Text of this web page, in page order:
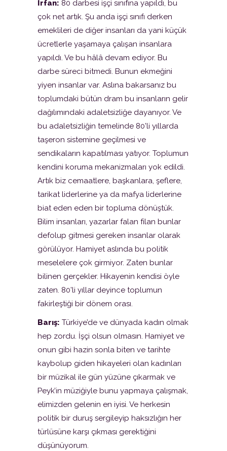
İrfan: 80 darbesi işçi sınıfına yapıldı, bu
çok net artık. Şu anda işçi sınıfı derken
emeklileri de diğer insanları da yani küçük
ücretlerle yaşamaya çalışan insanlara
yapıldı. Ve bu hâlâ devam ediyor. Bu
darbe süreci bitmedi. Bunun ekmeğini
yiyen insanlar var. Aslına bakarsanız bu
toplumdaki bütün dram bu insanların gelir
dağılımındaki adaletsizliğe dayanıyor. Ve
bu adaletsizliğin temelinde 80’li yıllarda
taşeron sistemine geçilmesi ve
sendikaların kapatılması yatıyor. Toplumun
kendini koruma mekanizmaları yok edildi.
Artık biz cemaatlere, başkanlara, şeflere,
tarikat liderlerine ya da mafya liderlerine
biat eden eden bir topluma dönüştük.
Bilim insanları, yazarlar falan filan bunlar
defolup gitmesi gereken insanlar olarak
görülüyor. Hamiyet aslında bu politik
meselelere çok girmiyor. Zaten bunlar
bilinen gerçekler. Hikayenin kendisi öyle
zaten. 80’li yıllar deyince toplumun
fakirleştiği bir dönem orası.
Barış: Türkiye’de ve dünyada kadın olmak
hep zordu. İşçi olsun olmasın. Hamiyet ve
onun gibi hazin sonla biten ve tarihte
kaybolup giden hikayeleri olan kadınları
bir müzikal ile gün yüzüne çıkarmak ve
Peyk’in müziğiyle bunu yapmaya çalışmak,
elimizden gelenin en iyisi. Ve herkesin
politik bir duruş sergileyip haksızlığın her
türlüsüne karşı çıkması gerektiğini
düşünüyorum.